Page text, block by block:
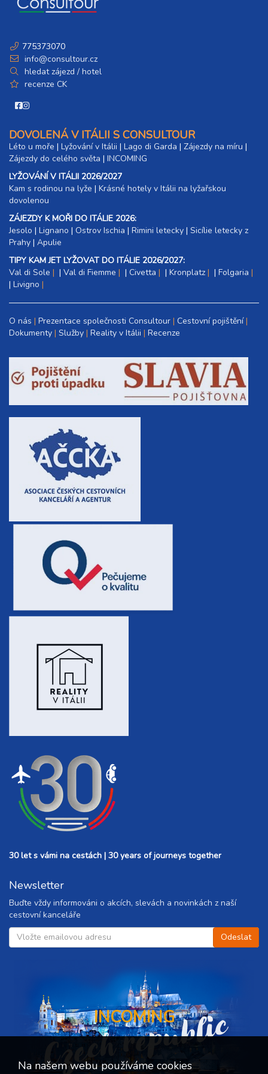
sobota - sobota
13.03. - 20.03.27
sobota - sobota
15 400 Kč
20.03. - 27.03.27
sobota - sobota
27.03. - 03.04.27
sobota - sobota
8 dní (7 nocí)
15 400 Kč
duben 2027
03.04. - 10.04.27
sobota - sobota
15 400 Kč
775373070
info@consultour.cz
hledat zájezd / hotel
recenze CK
DOVOLENÁ V ITÁLII S CONSULTOUR
Léto u moře | Lyžování v Itálii | Lago di Garda | Zájezdy na míru |
Zájezdy do celého světa | INCOMING
LYŽOVÁNÍ V ITÁLII 2026/2027
Kam s rodinou na lyže |​ Krásné hotely v Itálii na lyžařskou
dovolenou
ZÁJEZDY K MOŘI DO ITÁLIE 2026:
Jesolo | Lignano | Ostrov Ischia | Rimini letecky | Sicílie letecky z
Prahy | Apulie
TIPY KAM JET LYŽOVAT DO ITÁLIE 2026/2027:
Val di Sole
| Val di Fiemme | Civetta | Kronplatz | Folgaria
| Livigno
O nás Prezentace společnosti Consultour Cestovní pojištění
Dokumenty Služby Reality v Itálii Recenze
30 let s vámi na cestách | 30 years of journeys together
Newsletter
Buďte vždy informováni o akcích, slevách a novinkách z naší
cestovní kanceláře
INCOMING
Czech republic
Na našem webu používáme cookies